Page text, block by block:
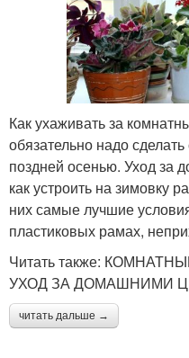
Как ухаживать за
обязательно надо
поздней осенью. Уход за
как устроить на зимовку
них самые лучшие
пластиковых рамах,
Читать также:
УХОД ЗА ДОМАШНИМИ
читать дальше →